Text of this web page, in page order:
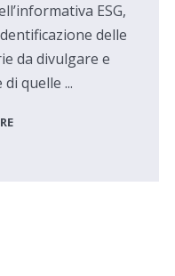
ESG,
delle
da divulgare e
quelle ...